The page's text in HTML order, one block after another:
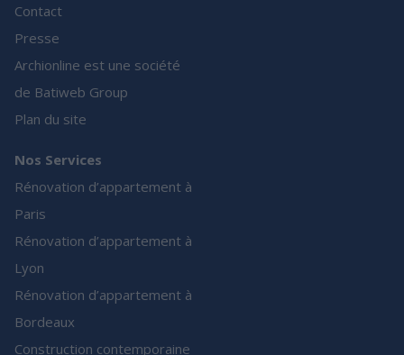
Contact
Presse
Archionline est une société
de Batiweb Group
Plan du site
Nos Services
Rénovation d’appartement à
Paris
Rénovation d’appartement à
Lyon
Rénovation d’appartement à
Bordeaux
Construction contemporaine